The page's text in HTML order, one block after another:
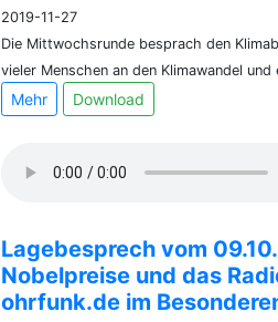
2019-11-27
Die Mittwochsrunde besprach den
vieler Menschen an den Klimawandel
Mehr Download
Lagebesprech vom
Nobelpreise und das
ohrfunk.de im